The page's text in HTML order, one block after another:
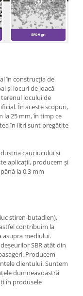
în construcția de
și locuri de joacă
locului de
În aceste scopuri,
la 25 mm, în timp ce
în litri sunt pregătite
cauciucului și
aplicații, producem și
la 0,3 mm
stiren-butadien),
contribuim la
asupra mediului.
SBR atât din
Producem
clientului. Suntem
dumneavoastră
în produsele